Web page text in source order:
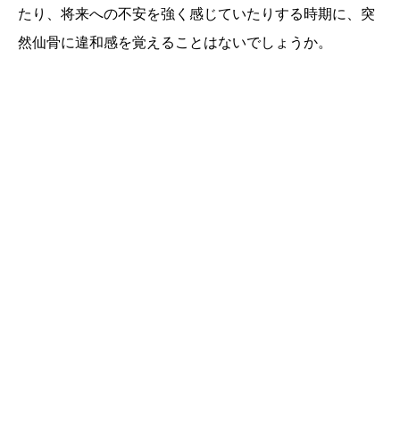
たり、将来への不安を強く感じていたりする時期に、突
然仙骨に違和感を覚えることはないでしょうか。